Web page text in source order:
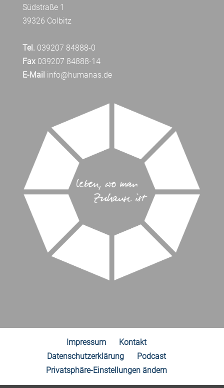
Südstraße 1
39326 Colbitz
Tel. 039207 84888-0
Fax039207 84888-14
E-Mail info@humanas.de
Impressum
Kontakt
Datenschutzerklärung
Podcast
Privatsphäre-Einstellungen ändern